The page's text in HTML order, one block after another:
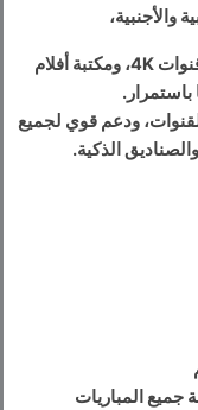
بما في ذلك القنوات الرياضية المشفرة، وقنوات 4K، ومكتبة أفلام
ودعم قوي لجميع
جميع المباريات